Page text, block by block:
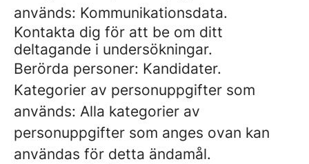
används: Kommunikationsdata.
Kontakta dig för att be om ditt
deltagande i undersökningar.
Berörda personer: Kandidater.
Kategorier av personuppgifter som
används: Alla kategorier av
personuppgifter som anges ovan kan
användas för detta ändamål.